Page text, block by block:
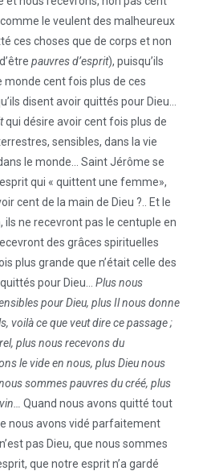
le veulent des malheureux
ces choses que de corps et non
pauvres d’esprit), puisqu’ils
monde cent fois plus de ces
disent avoir quittés pour Dieu…
qui désire avoir cent fois plus de
sensibles, dans la vie
le monde… Saint Jérôme se
qui « quittent une femme»,
cent de la main de Dieu ?.. Et le
ils ne recevront pas le centuple en
des grâces spirituelles
plus grande que n’était celle des
quittés pour Dieu…Plus nous
pour Dieu, plus Il nous donne
voilà ce que veut dire ce passage ;
plus nous recevons du
le vide en nous, plus Dieu nous
sommes pauvres du créé, plus
Quand nous avons quitté tout
nous avons vidé parfaitement
pas Dieu, que nous sommes
que notre esprit n’a gardé